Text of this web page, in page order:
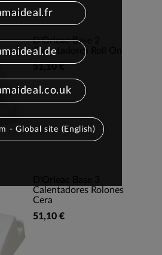
D'Orleac Base 2
Calentadores Roll On
51,10 €
Calentadores Rolones
Cera
51,10 €
- Global site (English)